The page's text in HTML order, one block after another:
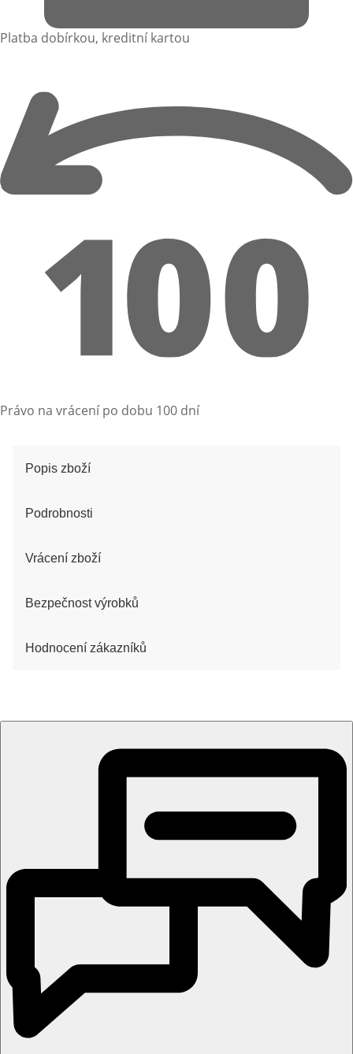
Platba dobírkou, kreditní kartou
Právo na vrácení po dobu 100 dní
Popis zboží
Podrobnosti
Vrácení zboží
Bezpečnost výrobků
Hodnocení zákazníků